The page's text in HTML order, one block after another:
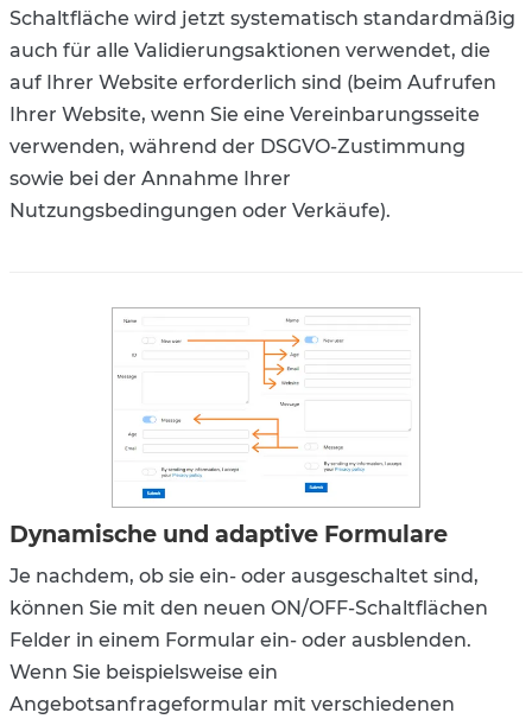
Schaltfläche wird jetzt systematisch standardmäßig
auch für alle Validierungsaktionen verwendet, die
auf Ihrer Website erforderlich sind (beim Aufrufen
Ihrer Website, wenn Sie eine Vereinbarungsseite
verwenden, während der DSGVO-Zustimmung
sowie bei der Annahme Ihrer
Nutzungsbedingungen oder Verkäufe).
Dynamische und adaptive Formulare
Je nachdem, ob sie ein- oder ausgeschaltet sind,
können Sie mit den neuen ON/OFF-Schaltflächen
Felder in einem Formular ein- oder ausblenden.
Wenn Sie beispielsweise ein
Angebotsanfrageformular mit verschiedenen